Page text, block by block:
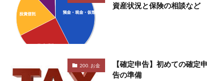
資産状況と保険の相談など
200. お金
【確定申告】初めての確定申
告の準備